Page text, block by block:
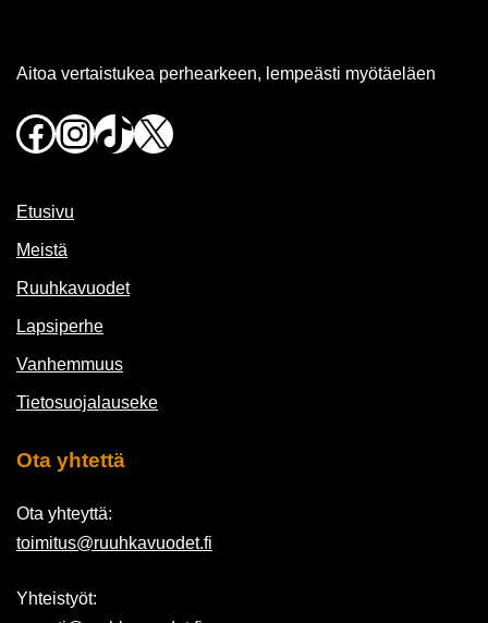
Aitoa vertaistukea perhearkeen, lempeästi myötäeläen
Facebook
Instagram
TikTok
X
Etusivu
Meistä
Ruuhkavuodet
Lapsiperhe
Vanhemmuus
Tietosuojalauseke
Ota yhtettä
Ota yhteyttä:
toimitus@ruuhkavuodet.fi
Yhteistyöt: